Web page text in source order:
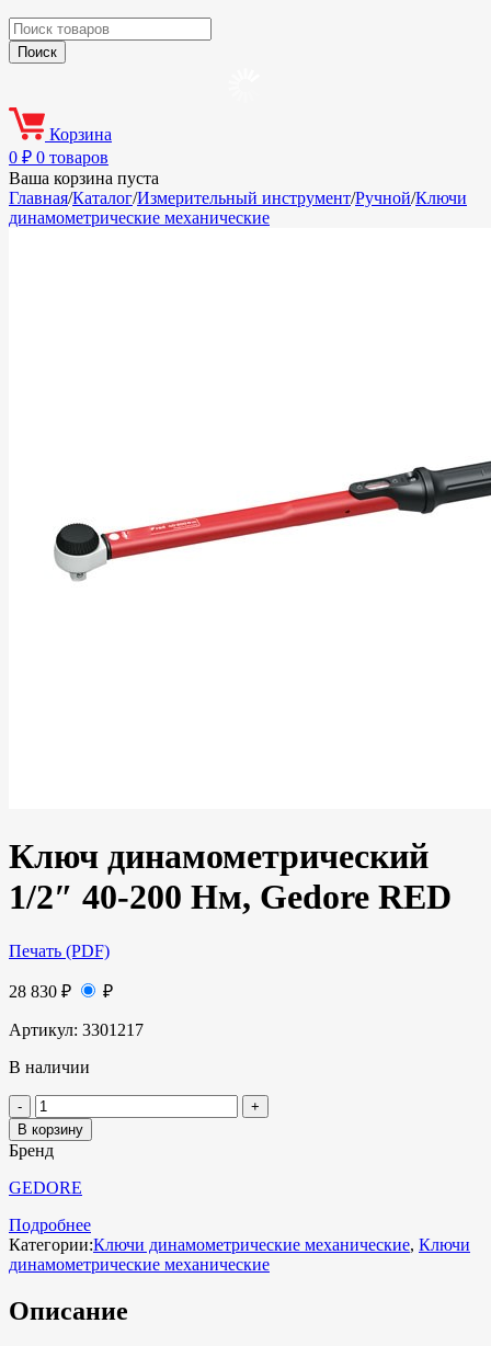
Корзина
0 ₽ 0 товаров
Ваша корзина пуста
Главная/Каталог/Измерительный инструмент/Ручной/Ключи
динамометрические механические
Ключ динамометрический
1/2″ 40-200 Нм, Gedore RED
Печать (PDF)
28 830 ₽ ₽
Артикул: 3301217
В наличии
В корзину
Бренд
GEDORE
Подробнее
Категории:Ключи динамометрические механические, Ключи
динамометрические механические
Описание